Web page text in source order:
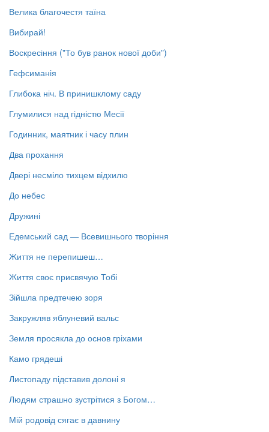
Велика благочестя таїна
Вибирай!
Воскресіння ("То був ранок нової доби")
Гефсиманія
Глибока ніч. В принишклому саду
Глумилися над гідністю Месії
Годинник, маятник і часу плин
Два прохання
Двері несміло тихцем відхилю
До небес
Дружині
Едемський сад — Всевишнього творіння
Життя не перепишеш…
Життя своє присвячую Тобі
Зійшла предтечею зоря
Закружляв яблуневий вальс
Земля просякла до основ гріхами
Камо грядеші
Листопаду підставив долоні я
Людям страшно зустрітися з Богом…
Мій родовід сягає в давнину